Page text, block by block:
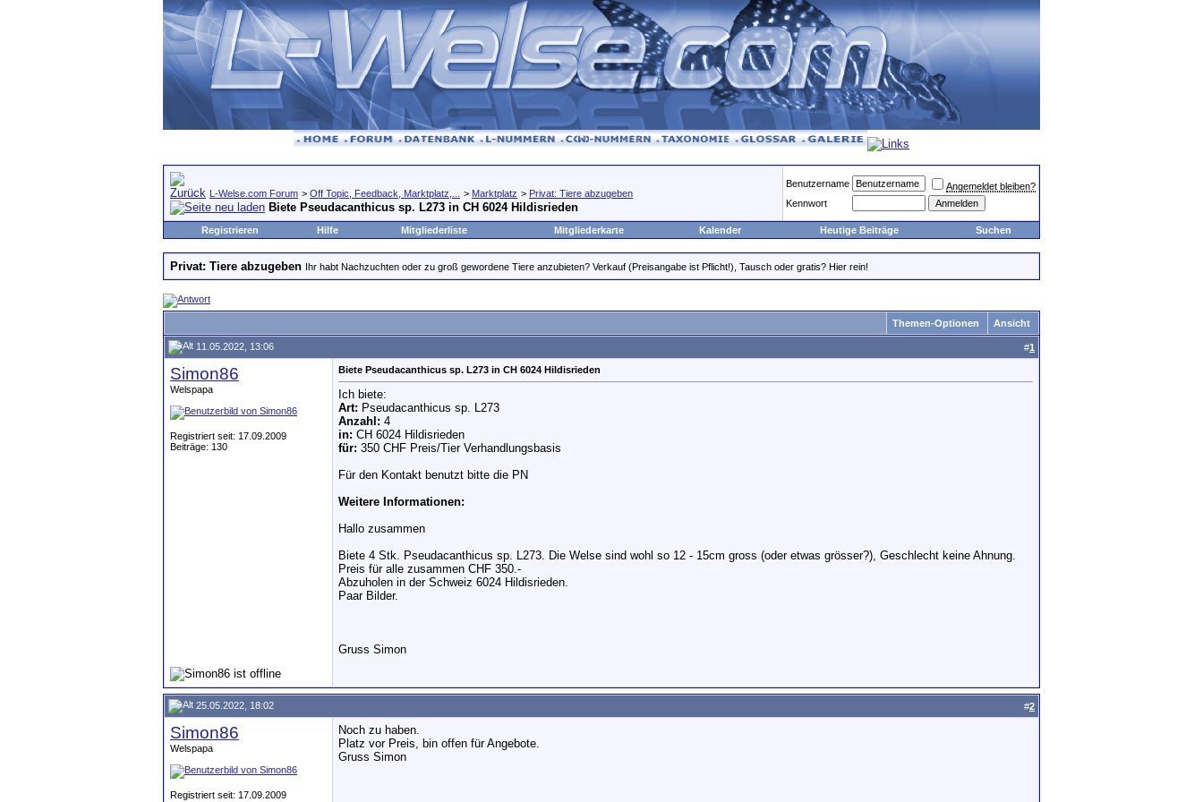
L-Welse.com Forum > Off Topic, Feedback, Marktplatz,... > Marktplatz > Privat: Tiere abzugeben
Biete Pseudacanthicus sp. L273 in CH 6024 Hildisrieden
Benutzername
Angemeldet bleiben?
Kennwort
Registrieren Hilfe Mitgliederliste Mitgliederkarte Kalender Heutige Beiträge Suchen
Privat: Tiere abzugeben Ihr habt Nachzuchten oder zu groß gewordene Tiere anzubieten? Verkauf (Preisangabe ist Pflicht!), Tausch oder gratis? Hier rein!
Themen-Optionen Ansicht
11.05.2022, 13:06 #1
Simon86
Welspapa
Registriert seit: 17.09.2009
Beiträge: 130
Biete Pseudacanthicus sp. L273 in CH 6024 Hildisrieden
Ich biete:
Art: Pseudacanthicus sp. L273
Anzahl: 4
in: CH 6024 Hildisrieden
für: 350 CHF Preis/Tier Verhandlungsbasis
Für den Kontakt benutzt bitte die PN
Weitere Informationen:
Hallo zusammen
Biete 4 Stk. Pseudacanthicus sp. L273. Die Welse sind wohl so 12 - 15cm gross (oder etwas grösser?), Geschlecht keine Ahnung.
Preis für alle zusammen CHF 350.-
Abzuholen in der Schweiz 6024 Hildisrieden.
Paar Bilder.
Gruss Simon
25.05.2022, 18:02 #2
Simon86
Welspapa
Registriert seit: 17.09.2009
Noch zu haben.
Platz vor Preis, bin offen für Angebote.
Gruss Simon